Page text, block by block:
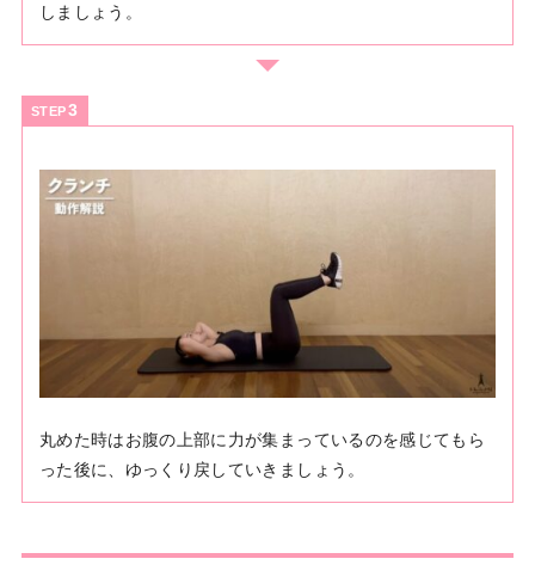
しましょう。
STEP
丸めた時はお腹の上部に力が集まっているのを感じてもら
った後に、ゆっくり戻していきましょう。